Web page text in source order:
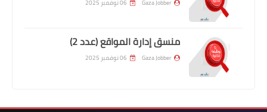
Gaza Jobber 06 نوفمبر 2025
منسق إدارة المواقع (عدد 2)
Gaza Jobber 06 نوفمبر 2025